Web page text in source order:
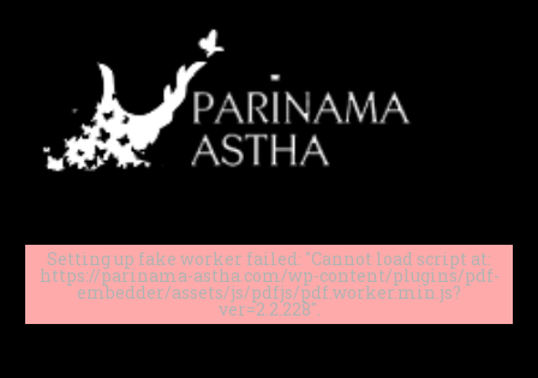
Setting up fake worker failed: "Cannot load script at:
https://parinama-astha.com/wp-content/plugins/pdf-
embedder/assets/js/pdfjs/pdf.worker.min.js?
ver=2.2.228".